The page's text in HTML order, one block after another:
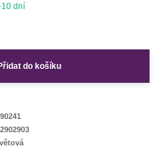
dní
do košíku